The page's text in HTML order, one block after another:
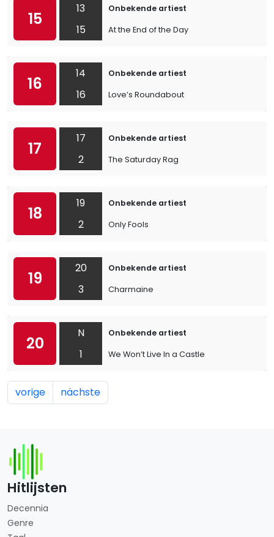
15
13
15
Onbekende artiest
At the End of the Day
16
14
16
Onbekende artiest
Love’s Roundabout
17
17
2
Onbekende artiest
The Saturday Rag
18
19
2
Onbekende artiest
Only Fools
19
20
3
Onbekende artiest
Charmaine
20
N
1
Onbekende artiest
We Won’t Live In a Castle
vorige nächste
Hitlijsten
Decennia
Genre